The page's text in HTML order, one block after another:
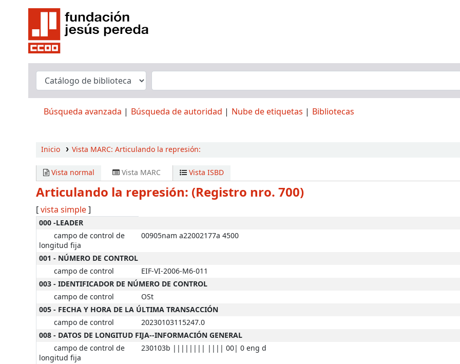
Búsqueda avanzada Búsqueda de autoridad Nube de etiquetas Bibliotecas
Inicio Vista MARC: Articulando la represión:
Vista normal Vista MARC Vista ISBD
Articulando la represión: (Registro nro. 700)
[vista simple]
Detalles MARC
000 -LEADER
campo de control de
longitud fija
00905nam a22002177a 4500
001 - NÚMERO DE CONTROL
campo de control
EIF-VI-2006-M6-011
003 - IDENTIFICADOR DE NÚMERO DE CONTROL
campo de control
OSt
005 - FECHA Y HORA DE LA ÚLTIMA TRANSACCIÓN
campo de control
20230103115247.0
008 - DATOS DE LONGITUD FIJA--INFORMACIÓN GENERAL
campo de control de
longitud fija
230103b |||||||| |||| 00| 0 eng d